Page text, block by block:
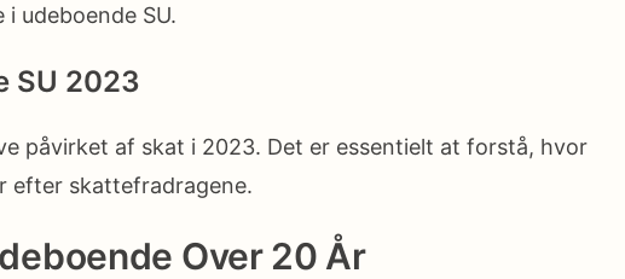
udeboende SU.
SU 2023
påvirket af skat i 2023. Det er essentielt at forstå, hvor
efter skattefradragene.
Over 20 År